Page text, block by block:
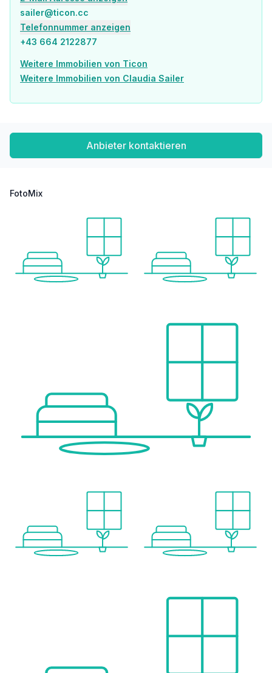
sailer@ticon.cc
Telefonnummer anzeigen
+43 664 2122877
Weitere Immobilien von Ticon
Weitere Immobilien von Claudia Sailer
Anbieter kontaktieren
FotoMix